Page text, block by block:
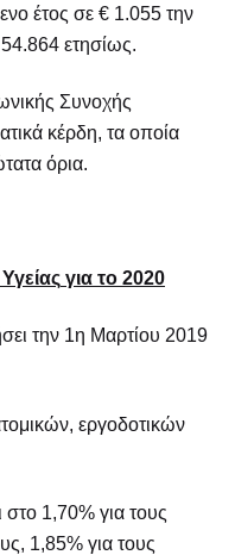
έτος σε € 1.055 την
ετησίως.
Συνοχής
κέρδη, τα οποία
όρια.
Υγείας για το 2020
την 1η Μαρτίου 2019
εργοδοτικών
στο 1,70% για τους
1,85% για τους